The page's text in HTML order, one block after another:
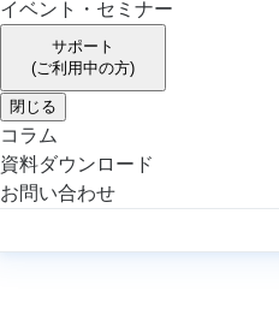
イベント・セミナー
サポート
(ご利用中の方)
閉じる
コラム
資料ダウンロード
お問い合わせ